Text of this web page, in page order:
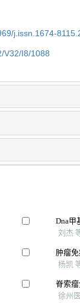
j.issn.1674-
V32/I8/1088
Dna甲
刘杰
肿瘤
杨凯
脊索
徐州